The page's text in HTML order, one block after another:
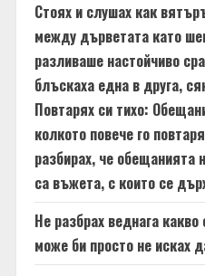
Стоях и слушах как
между дърветата като
разливаше настойчиво
блъскаха една в друга,
Повтарях си тихо:
колкото повече го
разбирах, че обещанията
са въжета, с които се
Не разбрах веднага
може би просто не исках